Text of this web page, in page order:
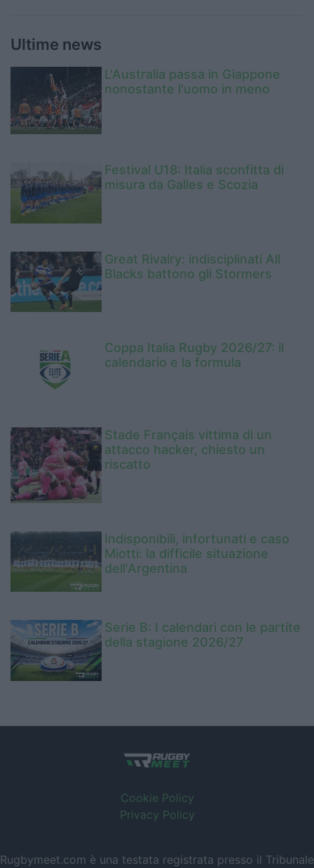
Ultime news
L'Australia passa in Giappone
nonostante l'uomo in meno
Festival U18: Italia sconfitta di
misura da Galles e Scozia
Great Rivalry: indisciplinati All
Blacks battono gli Stormers
Coppa Italia Rugby 2026/27: il
calendario e la formula
Stade Français vittima di un
attacco hacker, chiesto un
riscatto
Indisponibili, infortunati e caso
Miotti: la difficile situazione
dell'Argentina
Serie B: I calendari con le partite
della stagione 2026/27
Cookie Policy
Privacy Policy
Rugbymeet.com è una testata registrata presso il Tribunale